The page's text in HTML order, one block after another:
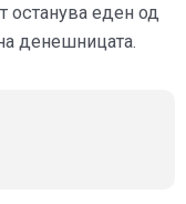
останува еден од
денешницата.